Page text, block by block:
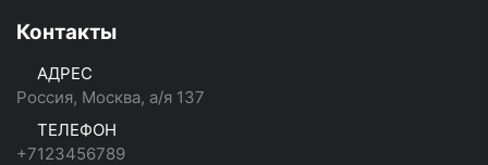
Контакты
АДРЕС
Россия, Москва, а/я 137
ТЕЛЕФОН
+7123456789